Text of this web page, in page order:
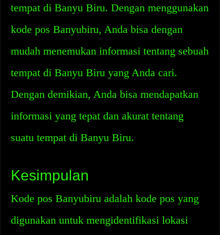
tempat di Banyu Biru. Dengan menggunakan
kode pos Banyubiru, Anda bisa dengan
mudah menemukan informasi tentang sebuah
tempat di Banyu Biru yang Anda cari.
Dengan demikian, Anda bisa mendapatkan
informasi yang tepat dan akurat tentang
suatu tempat di Banyu Biru.
Kesimpulan
Kode pos Banyubiru adalah kode pos yang
digunakan untuk mengidentifikasi lokasi